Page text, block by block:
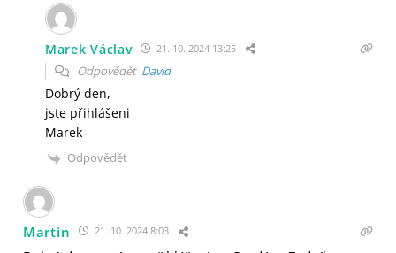
Marek Václav 21. 10. 2024 13:25
Odpovědět David
Dobrý den,
jste přihlášeni
Marek
Odpovědět
Martin 21. 10. 2024 8:03